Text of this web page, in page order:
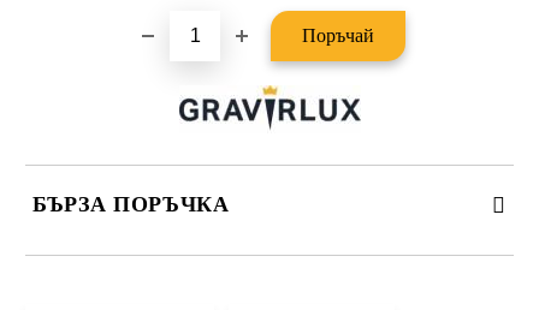
БЪРЗА ПОРЪЧКА